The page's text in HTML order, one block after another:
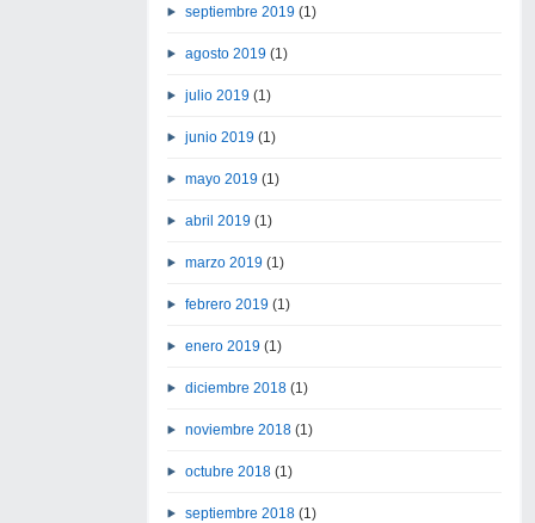
septiembre 2019 (1)
agosto 2019 (1)
julio 2019 (1)
junio 2019 (1)
mayo 2019 (1)
abril 2019 (1)
marzo 2019 (1)
febrero 2019 (1)
enero 2019 (1)
diciembre 2018(1)
noviembre 2018(1)
octubre 2018(1)
septiembre 2018(1)